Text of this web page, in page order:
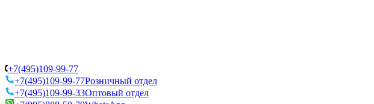
+7(495)109-99-77
+7(495)109-99-77Розничный отдел
+7(495)109-99-33Оптовый отдел